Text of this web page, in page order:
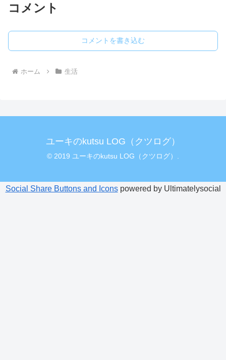
コメント
コメントを書き込む
ホーム 生活
ユーキのkutsu LOG（クツログ）
© 2019 ユーキのkutsu LOG（クツログ）.
Social Share Buttons and Iconspowered by Ultimatelysocial